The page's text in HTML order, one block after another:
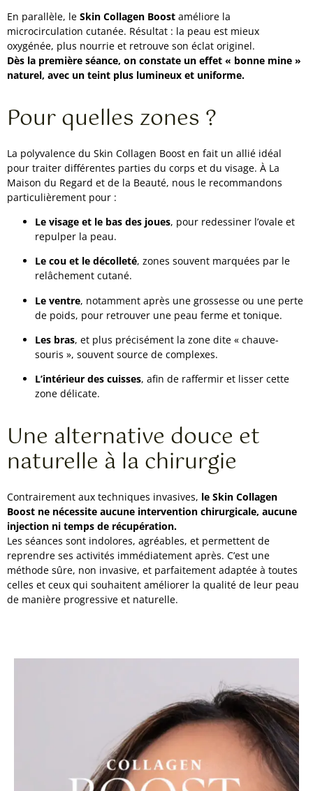
En parallèle, le Skin Collagen Boost améliore la
microcirculation cutanée. Résultat : la peau est mieux
oxygénée, plus nourrie et retrouve son éclat originel.
Dès la première séance, on constate un effet « bonne mine »
naturel, avec un teint plus lumineux et uniforme.
Pour quelles zones ?
La polyvalence du Skin Collagen Boost en fait un allié idéal
pour traiter différentes parties du corps et du visage. À La
Maison du Regard et de la Beauté, nous le recommandons
particulièrement pour :
Le visage et le bas des joues, pour redessiner l’ovale et
repulper la peau.
Le cou et le décolleté, zones souvent marquées par le
relâchement cutané.
Le ventre, notamment après une grossesse ou une perte
de poids, pour retrouver une peau ferme et tonique.
Les bras, et plus précisément la zone dite « chauve-
souris », souvent source de complexes.
L’intérieur des cuisses, afin de raffermir et lisser cette
zone délicate.
Une alternative douce et
naturelle à la chirurgie
Contrairement aux techniques invasives, le Skin Collagen
Boost ne nécessite aucune intervention chirurgicale, aucune
injection ni temps de récupération.
Les séances sont indolores, agréables, et permettent de
reprendre ses activités immédiatement après. C’est une
méthode sûre, non invasive, et parfaitement adaptée à toutes
celles et ceux qui souhaitent améliorer la qualité de leur peau
de manière progressive et naturelle.